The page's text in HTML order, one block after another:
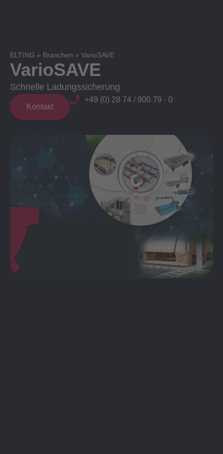
ELTING » Branchen » VarioSAVE
VarioSAVE
Schnelle Ladungssicherung
Kontakt
+49 (0) 28 74 / 900 79 - 0